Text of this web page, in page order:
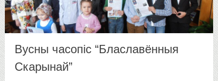
Вусны часопіс “Блаславённыя
Скарынай”